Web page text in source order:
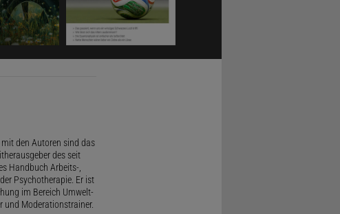
den Autoren sind das
des seit
Handbuch Arbeits-,
Psychotherapie. Er ist
im Bereich Umwelt-
und Moderationstrainer.